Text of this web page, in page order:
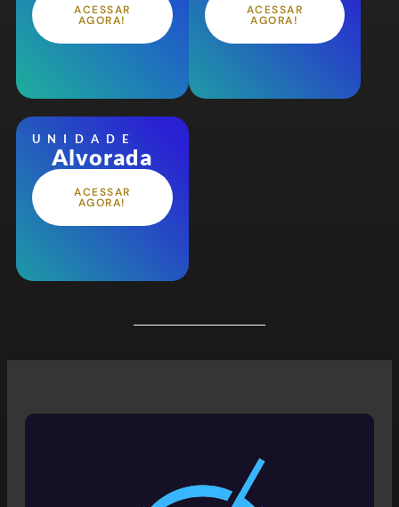
ACESSAR
AGORA!
ACESSAR
AGORA!
UNIDADE
Alvorada
ACESSAR
AGORA!